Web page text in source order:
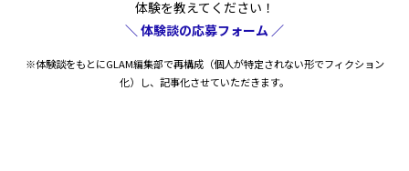
体験を教えてください！
＼ 体験談の応募フォーム ／
※体験談をもとにGLAM編集部で再構成（個人が特定されない形でフィクション
化）し、記事化させていただきます。